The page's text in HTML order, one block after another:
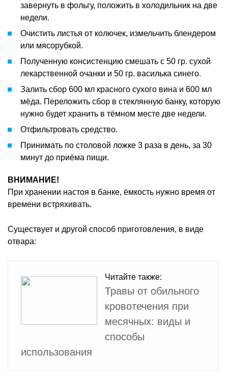
завернуть в фольгу, положить в холодильник на две
недели.
Очистить листья от колючек, измельчить блендером
или мясорубкой.
Полученную консистенцию смешать с 50 гр. сухой
лекарственной очанки и 50 гр. василька синего.
Залить сбор 600 мл красного сухого вина и 600 мл
мёда. Переложить сбор в стеклянную банку, которую
нужно будет хранить в тёмном месте две недели.
Отфильтровать средство.
Принимать по столовой ложке 3 раза в день, за 30
минут до приёма пищи.
ВНИМАНИЕ!
При хранении настоя в банке, ёмкость нужно время от
времени встряхивать.
Существует и другой способ приготовления, в виде
отвара:
Читайте также:
Травы от обильного
кровотечения при
месячных: виды и
способы
использования